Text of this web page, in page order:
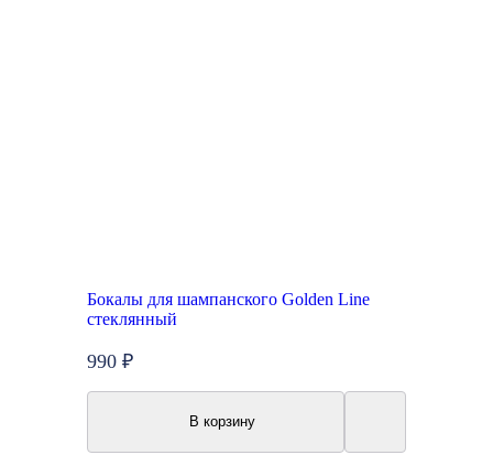
Бокалы для шампанского Golden Line
стеклянный
990 ₽
В корзину